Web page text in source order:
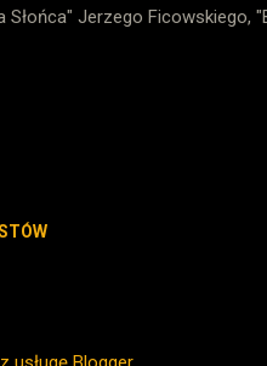
Słońca" Jerzego Ficowskiego,
😜 Źródło: http://